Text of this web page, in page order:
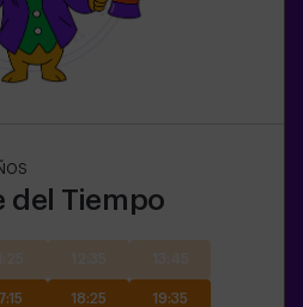
del Tiempo
18:25 19:35